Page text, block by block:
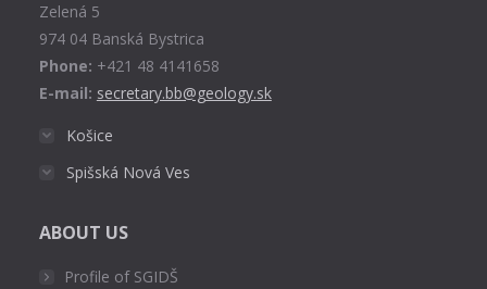
window
Zelená 5
974 04 Banská Bystrica
Phone: +421 48 4141658
E-mail: secretary.bb@geology.sk
Košice
Spišská Nová Ves
ABOUT US
Profile of SGIDŠ